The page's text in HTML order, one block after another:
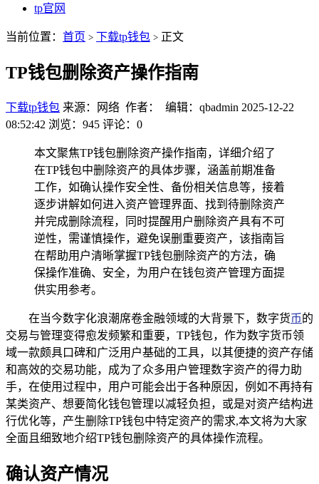
tp官网
当前位置： 首页 > 下载tp钱包 > 正文
TP钱包删除资产操作指南
下载tp钱包 来源：网络 作者： 编辑：qbadmin 2025-12-22
08:52:42 浏览：945 评论：0
本文聚焦TP钱包删除资产操作指南，详细介绍了
在TP钱包中删除资产的具体步骤，涵盖前期准备
工作，如确认操作安全性、备份相关信息等，接着
逐步讲解如何进入资产管理界面、找到待删除资产
并完成删除流程，同时提醒用户删除资产具有不可
逆性，需谨慎操作，避免误删重要资产，该指南旨
在帮助用户清晰掌握TP钱包删除资产的方法，确
保操作准确、安全，为用户在钱包资产管理方面提
供实用参考。
在当今数字化浪潮席卷金融领域的大背景下，数字货币的
交易与管理变得愈发频繁和重要，TP钱包，作为数字货币领
域一款颇具口碑和广泛用户基础的工具，以其便捷的资产存储
和高效的交易功能，成为了众多用户管理数字资产的得力助
手，在使用过程中，用户可能会出于各种原因，例如不再持有
某类资产、想要简化钱包管理以减轻负担，或是对资产结构进
行优化等，产生删除TP钱包中特定资产的需求,本文将为大家
全面且细致地介绍TP钱包删除资产的具体操作流程。
确认资产情况